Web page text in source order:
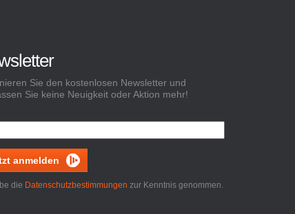
Sie den kostenlosen Newsletter und
Sie keine Neuigkeit oder Aktion mehr!
anmelden
die Datenschutzbestimmungen zur Kenntnis genommen.